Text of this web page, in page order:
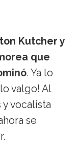
Kutcher y
que
. Ya lo
valgo! Al
vocalista
se